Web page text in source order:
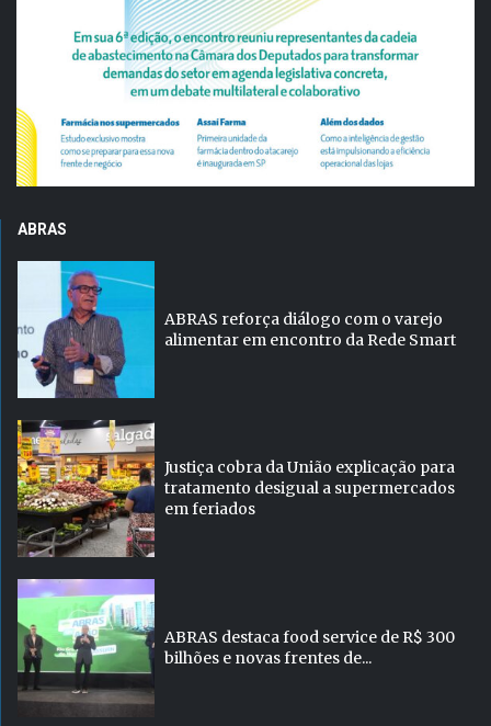
ABRAS
ABRAS reforça diálogo com o varejo
alimentar em encontro da Rede Smart
Justiça cobra da União explicação para
tratamento desigual a supermercados
em feriados
ABRAS destaca food service de R$ 300
bilhões e novas frentes de...